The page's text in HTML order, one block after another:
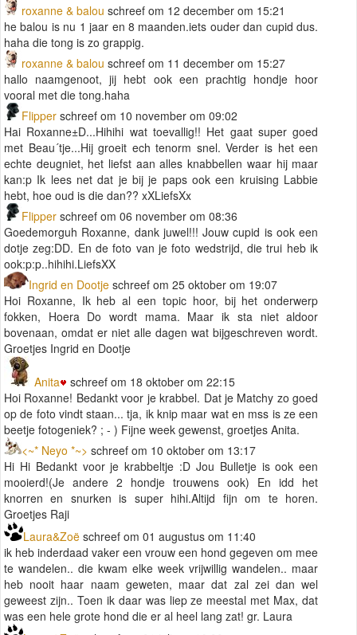
roxanne & balou schreef om 12 december om 15:21
he balou is nu 1 jaar en 8 maanden.iets ouder dan cupid dus.
haha die tong is zo grappig.
roxanne & balou schreef om 11 december om 15:27
hallo naamgenoot, jij hebt ook een prachtig hondje hoor
vooral met die tong.haha
Flipper schreef om 10 november om 09:02
Hai Roxanne±D...Hihihi wat toevallig!! Het gaat super goed
met Beau´tje...Hij groeit ech tenorm snel. Verder is het een
echte deugniet, het liefst aan alles knabbellen waar hij maar
kan:p Ik lees net dat je bij je paps ook een kruising Labbie
hebt, hoe oud is die dan?? xXLiefsXx
Flipper schreef om 06 november om 08:36
Goedemorguh Roxanne, dank juwel!!! Jouw cupid is ook een
dotje zeg:DD. En de foto van je foto wedstrijd, die trui heb ik
ook:p:p..hihihi.LiefsXX
Ingrid en Dootje schreef om 25 oktober om 19:07
Hoi Roxanne, Ik heb al een topic hoor, bij het onderwerp
fokken, Hoera Do wordt mama. Maar ik sta niet aldoor
bovenaan, omdat er niet alle dagen wat bijgeschreven wordt.
Groetjes Ingrid en Dootje
Anita
schreef om 18 oktober om 22:15
Hoi Roxanne! Bedankt voor je krabbel. Dat je Matchy zo goed
op de foto vindt staan... tja, ik knip maar wat en mss is ze een
beetje fotogeniek? ; - ) Fijne week gewenst, groetjes Anita.
<~* Neyo *~> schreef om 10 oktober om 13:17
Hi Hi Bedankt voor je krabbeltje :D Jou Bulletje is ook een
mooierd!(Je andere 2 hondje trouwens ook) En idd het
knorren en snurken is super hihi.Altijd fijn om te horen.
Groetjes Raji
Laura&Zoë schreef om 01 augustus om 11:40
ik heb inderdaad vaker een vrouw een hond gegeven om mee
te wandelen.. die kwam elke week vrijwillig wandelen.. maar
heb nooit haar naam geweten, maar dat zal zei dan wel
geweest zijn.. Toen ik daar was liep ze meestal met Max, dat
was een hele grote hond die er al heel lang zat! gr. Laura